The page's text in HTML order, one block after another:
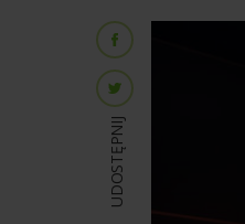
UDOSTĘPNIJ